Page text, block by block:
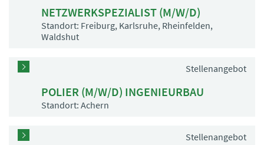
NETZWERKSPEZIALIST (M/W/D)
Standort: Freiburg, Karlsruhe, Rheinfelden,
Waldshut
Stellenangebot
POLIER (M/W/D) INGENIEURBAU
Standort: Achern
Stellenangebot